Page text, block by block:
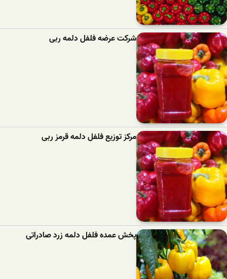
شرکت عرضه فلفل دلمه ربی
مرکز توزیع فلفل دلمه قرمز ربی
پخش عمده فلفل دلمه زرد صادراتی